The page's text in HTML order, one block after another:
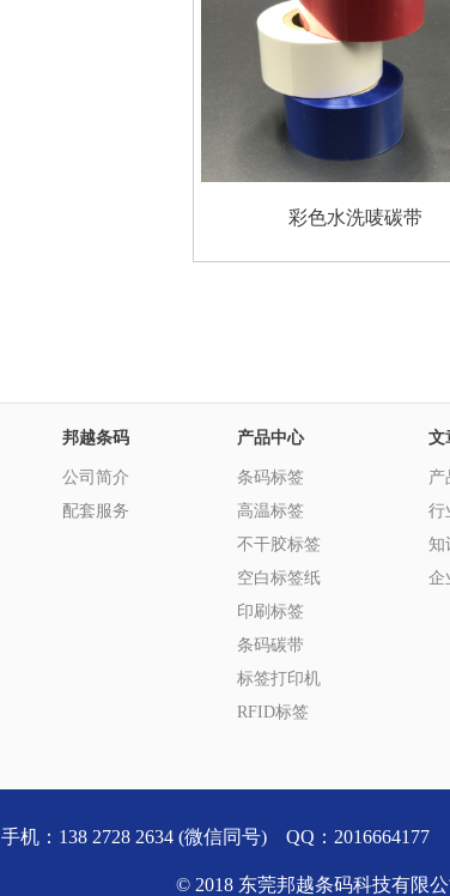
彩色水洗唛碳带
邦越条码
公司简介
配套服务
产品中心
条码标签
高温标签
不干胶标签
空白标签纸
印刷标签
条码碳带
标签打印机
RFID标签
文
产
行
知
企
手机：138 2728 2634 (微信同号) QQ：
© 2018 东莞邦越条码科技有限